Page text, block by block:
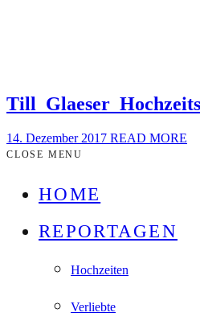
14. Dezember 2017 READ MORE
CLOSE MENU
HOME
REPORTAGEN
Hochzeiten
Verliebte